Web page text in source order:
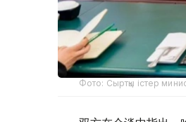
Фото: Сыртқы істер